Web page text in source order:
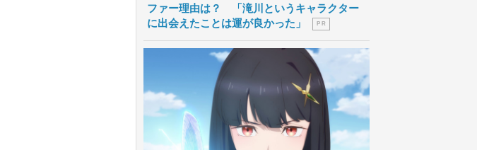
ファー理由は？ 「滝川というキャラクター
に出会えたことは運が良かった」
P R